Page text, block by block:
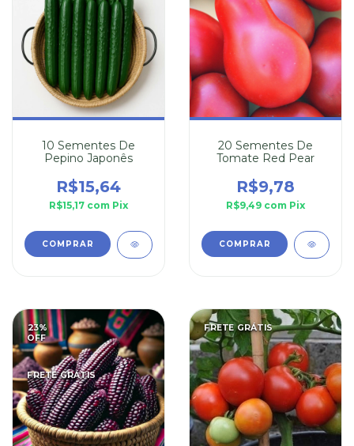
10 Sementes De
Pepino Japonês
R$15,64
R$15,17 com Pix
20 Sementes De
Tomate Red Pear
R$9,78
R$9,49 com Pix
23%
OFF
FRETE GRÁTIS
FRETE GRÁTIS